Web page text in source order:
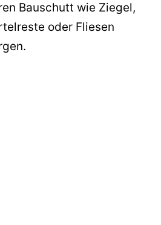
Bauschutt wie Ziegel,
oder Fliesen